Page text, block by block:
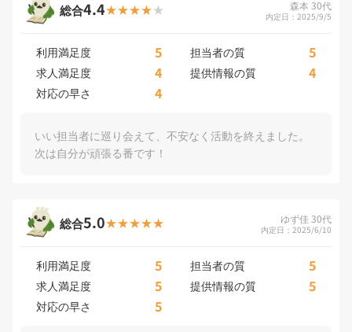
総合4.4 森本 30代
内定日：2025/9/5
利用満足度 5 担当者の質 5
求人満足度 4 提供情報の質 4
対応の早さ 4
いい担当者に巡り会えて、不安なく活動を終えました。
次は自分が頑張る番です！
総合5.0 ゆず佳 30代
内定日：2025/6/10
利用満足度 5 担当者の質 5
求人満足度 5 提供情報の質 5
対応の早さ 5